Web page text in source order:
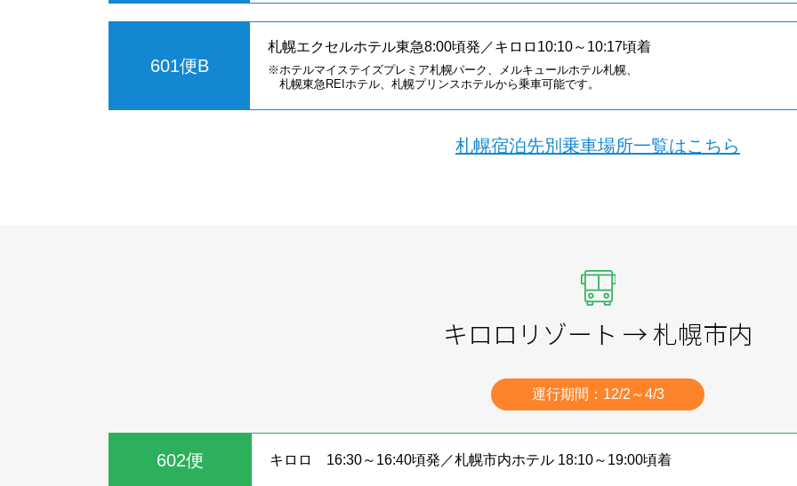
601便B
札幌エクセルホテル東急8:00頃発／キロロ10:10～10:17頃着
※ホテルマイステイズプレミア札幌パーク、メルキュールホテル札幌、
札幌東急REIホテル、札幌プリンスホテルから乗車可能です。
札幌宿泊先別乗車場所一覧はこちら
キロロリゾート → 札幌市内
運行期間：12/2～4/3
602便 キロロ 16:30～16:40頃発／札幌市内ホテル 18:10～19:00頃着